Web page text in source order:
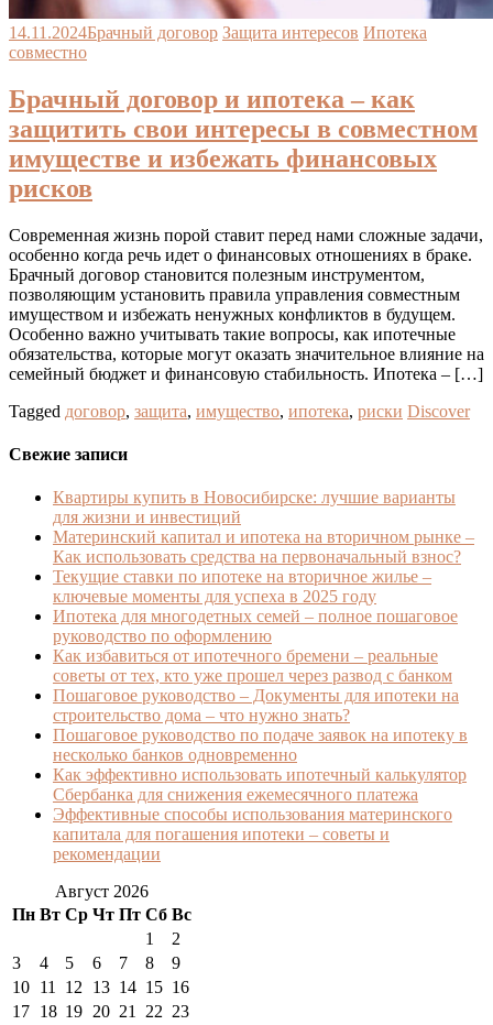
14.11.2024Брачный договор Защита интересов Ипотека
совместно
Брачный договор и ипотека – как
защитить свои интересы в совместном
имуществе и избежать финансовых
рисков
Современная жизнь порой ставит перед нами сложные задачи,
особенно когда речь идет о финансовых отношениях в браке.
Брачный договор становится полезным инструментом,
позволяющим установить правила управления совместным
имуществом и избежать ненужных конфликтов в будущем.
Особенно важно учитывать такие вопросы, как ипотечные
обязательства, которые могут оказать значительное влияние на
семейный бюджет и финансовую стабильность. Ипотека – […]
Tagged договор, защита, имущество, ипотека, риски Discover
Свежие записи
Квартиры купить в Новосибирске: лучшие варианты
для жизни и инвестиций
Материнский капитал и ипотека на вторичном рынке –
Как использовать средства на первоначальный взнос?
Текущие ставки по ипотеке на вторичное жилье –
ключевые моменты для успеха в 2025 году
Ипотека для многодетных семей – полное пошаговое
руководство по оформлению
Как избавиться от ипотечного бремени – реальные
советы от тех, кто уже прошел через развод с банком
Пошаговое руководство – Документы для ипотеки на
строительство дома – что нужно знать?
Пошаговое руководство по подаче заявок на ипотеку в
несколько банков одновременно
Как эффективно использовать ипотечный калькулятор
Сбербанка для снижения ежемесячного платежа
Эффективные способы использования материнского
капитала для погашения ипотеки – советы и
рекомендации
Август 2026
Пн Вт Ср Чт Пт Сб Вс
1
2
3
4 5 6 7 8
9
10 11 12 13 14 15 16
17 18 19 20 21 22 23